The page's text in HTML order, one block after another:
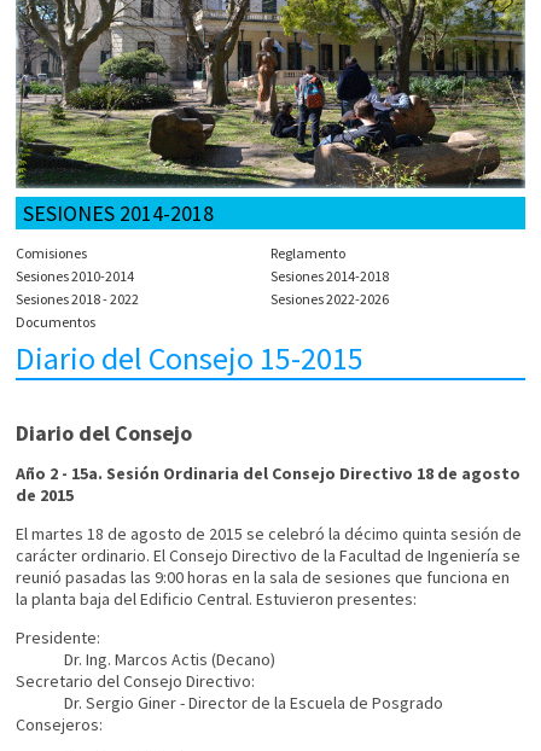
SESIONES 2014-2018
Comisiones
Reglamento
Sesiones 2010-2014
Sesiones 2014-2018
Sesiones 2018 - 2022
Sesiones 2022-2026
Documentos
Diario del Consejo 15-2015
Diario del Consejo
Año 2 - 15a. Sesión Ordinaria del Consejo Directivo 18 de agosto
de 2015
El martes 18 de agosto de 2015 se celebró la décimo quinta sesión de
carácter ordinario. El Consejo Directivo de la Facultad de Ingeniería se
reunió pasadas las 9:00 horas en la sala de sesiones que funciona en
la planta baja del Edificio Central. Estuvieron presentes:
Presidente:
Dr. Ing. Marcos Actis (Decano)
Secretario del Consejo Directivo:
Dr. Sergio Giner - Director de la Escuela de Posgrado
Consejeros: